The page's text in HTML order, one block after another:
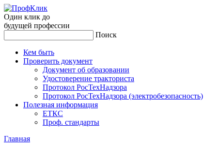
Один клик до
будущей профессии
Поиск
Кем быть
Проверить документ
Документ об образовании
Удостоверение тракториста
Протокол РосТехНадзора
Протокол РосТехНадзора (электробезопасность)
Полезная информация
ЕТКС
Проф. стандарты
Главная